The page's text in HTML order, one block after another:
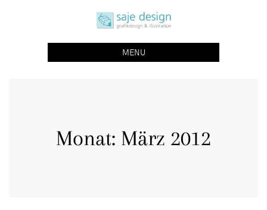
saje design bonn
grafikdesign | buchgestaltung | illustration
MENU
Monat: März 2012